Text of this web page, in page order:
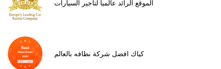
الموقع الرائد عالميا لتأجير السيارات
كياك افضل شركة نظافه بالعالم